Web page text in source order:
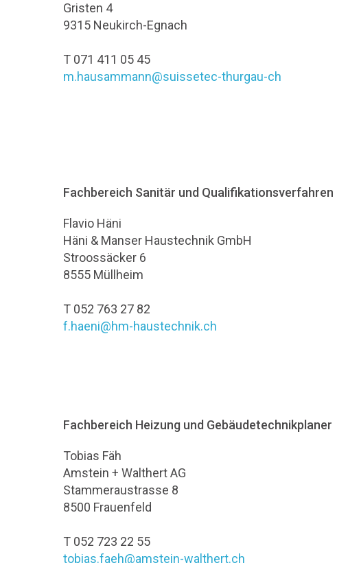
Gristen 4
9315 Neukirch-Egnach
T 071 411 05 45
m.hausammann@suissetec-thurgau-ch
Fachbereich Sanitär und Qualifikationsverfahren
Flavio Häni
Häni & Manser Haustechnik GmbH
Stroossäcker 6
8555 Müllheim
T 052 763 27 82
f.haeni@hm-haustechnik.ch
Fachbereich Heizung und Gebäudetechnikplaner
Tobias Fäh
Amstein + Walthert AG
Stammeraustrasse 8
8500 Frauenfeld
T 052 723 22 55
tobias.faeh@amstein-walthert.ch